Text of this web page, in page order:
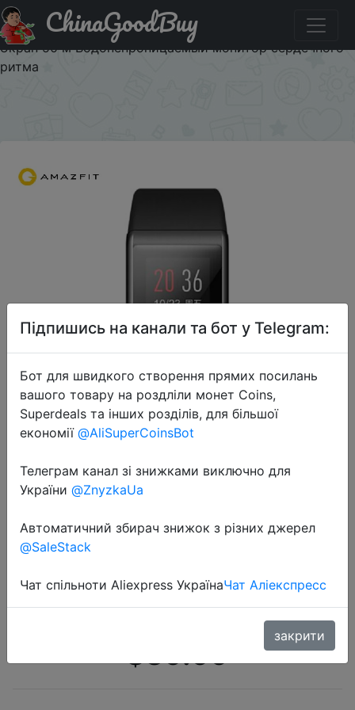
Купити на розпродажі Международный версия Xiaomi
AMAZFIT Cor Smartband Bluetooth 4,1 ips красочные
Экран 50 м Водонепроницаемый монитор сердечного
ритма
ChinaGoodBuy
2018-09-20
AMAZFIT Cor Smartband Bluetooth
4,1 ips красочные Экран 50 м
сердечного ритма
$39.99
Підпишись на канали та бот у Telegram:
Бот для швидкого створення прямих посилань
вашого товару на роздліли монет Coins,
Superdeals та інших розділів, для більшої
економії @AliSuperCoinsBot
Телеграм канал зі знижками виключно для
України @ZnyzkaUa
Автоматичний збирач знижок з різних джерел
@SaleStack
Чат спільноти Aliexpress УкраїнаЧат Аліекспресс
закрити